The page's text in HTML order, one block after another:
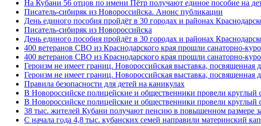
На Кубани 56 отцов по имени Пётр получают единое пособие на
Писатель-сибиряк из Новороссийска. Анонс публикации
День единого пособия пройдёт в 30 городах и районах
Писатель-сибиряк из Новороссийска
День единого пособия пройдёт в 30 городах и районах
400 ветеранов СВО из Краснодарского края прошли санаторно-
400 ветеранов СВО из Краснодарского края прошли санаторно-
Героизм не имеет границ. Новороссийская выставка,
Героизм не имеет границ. Новороссийская выставка, посвященная
Правила безопасности для детей на каникулах
В Новороссийске полицейские и общественники провели
В Новороссийске полицейские и общественники провели
38 тыс. жителей Кубани получают пенсию в повышенном размере за
С начала года 4,8 тыс. кубанских семей направили материнский